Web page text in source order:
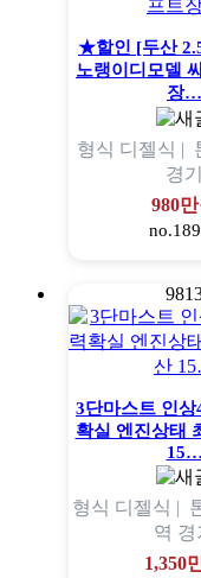
★할인 [두산
노랭이디모델
장…
형식 디젤식 |
경기
980만
3단마스트 인상
확실 엔진상태
15…
형식 디젤식 |
역 경
1,350